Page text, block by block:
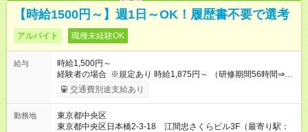
【時給1500円～】週1日～OK！履歴書不要で選考
アルバイト 職種未経験OK
給与
時給1,500円～
経験者の場合 ※規定あり 時給1,875円～ （研修期間56時間⇒変
動なし） ■昇給あり（年2回）⇒トレーナーになったら…通常時
給+300円！ ■食事補助あり⇒1食200円最大 ■友人紹介制度あり
交通費別途支給あり
勤務地
東京都中央区
東京都中央区日本橋2-3-18 江間忠さくらビル3F（最寄り駅：